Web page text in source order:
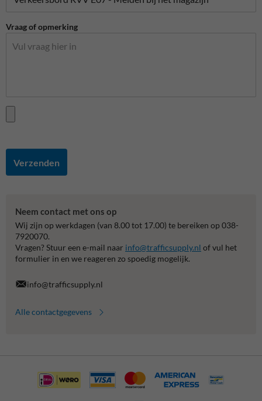
Vraag of opmerking
Verzenden
Neem contact met ons op
Wij zijn op werkdagen (van 8.00 tot 17.00) te bereiken op 038-
7920070.
Vragen? Stuur een e-mail naar info@trafficsupply.nl of vul het
formulier in en we reageren zo spoedig mogelijk.
info@trafficsupply.nl
Alle contactgegevens